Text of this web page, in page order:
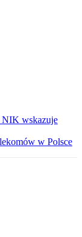
NIK wskazuje
w Polsce